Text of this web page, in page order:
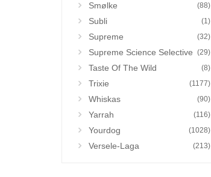
Smølke (88)
Subli (1)
Supreme (32)
Supreme Science Selective (29)
Taste Of The Wild (8)
Trixie (1177)
Whiskas (90)
Yarrah (116)
Yourdog (1028)
Versele-Laga (213)